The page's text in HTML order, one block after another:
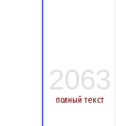
2063
полный текст